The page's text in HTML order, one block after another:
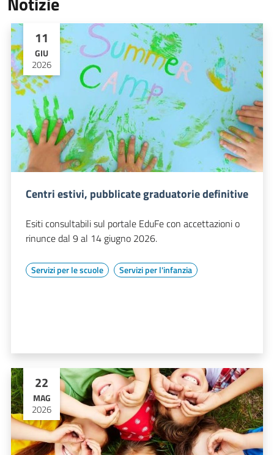
11
GIU
2026
Centri estivi, pubblicate graduatorie definitive
Esiti consultabili sul portale EduFe con accettazioni o
rinunce dal 9 al 14 giugno 2026.
Servizi per le scuole Servizi per l'infanzia
22
MAG
2026